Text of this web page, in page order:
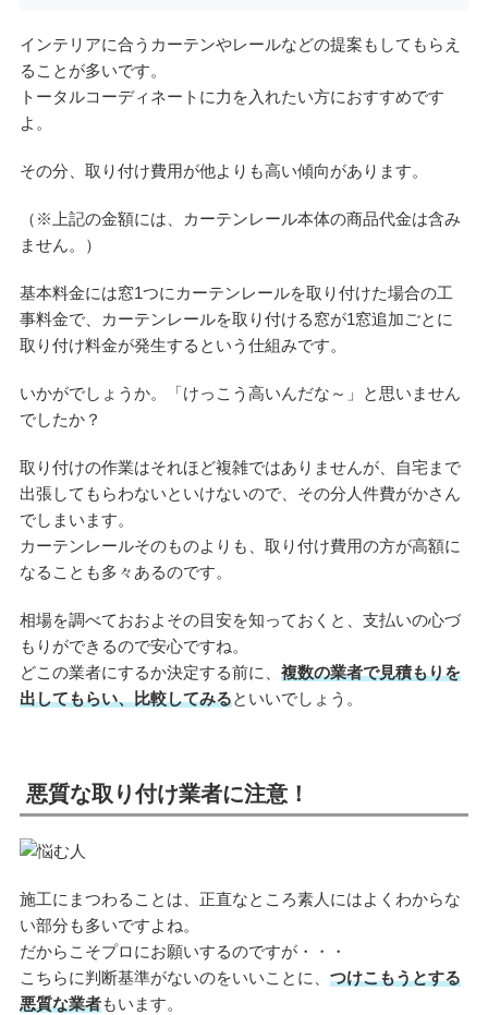
インテリアに合うカーテンやレールなどの提案もしてもらえ
ることが多いです。
トータルコーディネートに力を入れたい方におすすめです
よ。
その分、取り付け費用が他よりも高い傾向があります。
（※上記の金額には、カーテンレール本体の商品代金は含み
ません。）
基本料金には窓1つにカーテンレールを取り付けた場合の工
事料金で、カーテンレールを取り付ける窓が1窓追加ごとに
取り付け料金が発生するという仕組みです。
いかがでしょうか。「けっこう高いんだな～」と思いません
でしたか？
取り付けの作業はそれほど複雑ではありませんが、自宅まで
出張してもらわないといけないので、その分人件費がかさん
でしまいます。
カーテンレールそのものよりも、取り付け費用の方が高額に
なることも多々あるのです。
相場を調べておおよその目安を知っておくと、支払いの心づ
もりができるので安心ですね。
どこの業者にするか決定する前に、 複数の業者で見積もりを
出してもらい、比較してみるといいでしょう。
悪質な取り付け業者に注意！
施工にまつわることは、正直なところ素人にはよくわからな
い部分も多いですよね。
だからこそプロにお願いするのですが・・・
こちらに判断基準がないのをいいことに、 つけこもうとする
悪質な業者もいます。